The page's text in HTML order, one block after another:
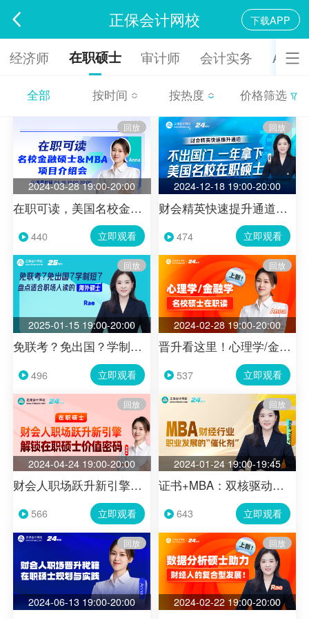
正保会计网校 下载APP
经济师 在职硕士 审计师 会计实务 ACCA
全部 按时间 按热度 价格筛选
全部 按时间 按热度 价格筛选
2024-03-28 19:00-20:00
回放
在职可读，美国名校金融硕士&MBA项目介绍会
440 立即观看
2024-12-18 19:00-20:00
回放
财会精英快速提升通道：一年拿下美国名校在职硕士
474 立即观看
2025-01-15 19:00-20:00
回放
免联考？免出国？学制短？ 盘点适合职场人读的海外硕士
496 立即观看
2024-02-28 19:00-20:00
回放
晋升看这里！心理学/金融学，名校硕士在职读
537 立即观看
2024-04-24 19:00-20:00
回放
财会人职场跃升新引擎：解锁在职硕士价值密码
566 立即观看
2024-01-24 19:00-19:45
回放
证书+MBA：双核驱动职场跃迁
643 立即观看
2024-06-13 19:00-20:00
回放
2024-02-22 19:00-20:00
回放